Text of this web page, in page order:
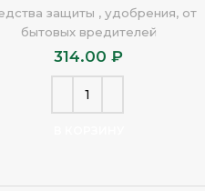
защиты , удобрения, от
бытовых вредителей
314.00₽